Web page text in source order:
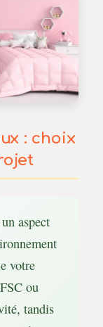
: choix
aspect
votre
ou
tandis